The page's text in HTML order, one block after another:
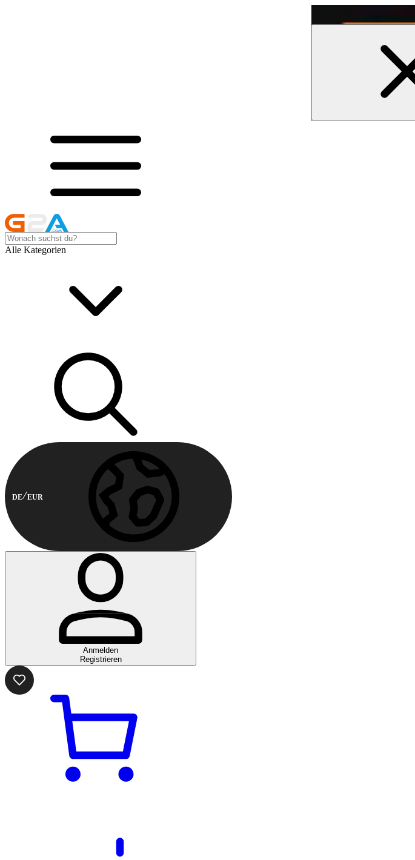
Alle Kategorien
DE EUR
Anmelden
Registrieren